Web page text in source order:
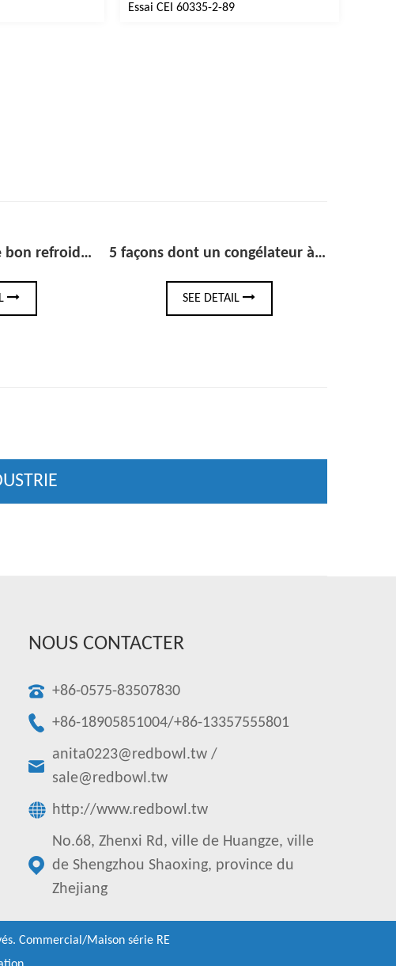
Essai CEI 60335-2-89
5 façons dont un congélateur à porte vitrée peut augmenter les achats impulsifs dans le commerce de détail
SEE DETAIL SEE DETAIL
NOUS CONTACTER
+86-0575-83507830
+86-18905851004/+86-13357555801
anita0223@redbowl.tw/
sale@redbowl.tw
http://www.redbowl.tw
No.68, Zhenxi Rd, ville de Huangze, ville
de Shengzhou Shaoxing, province du
Zhejiang
Commercial/Maison série RE